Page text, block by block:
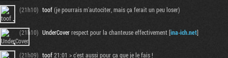
(21h10) toof(je pourrais m'autociter, mais ça ferait un peu loser)
(21h10) UnderCoverrespect pour la chanteuse effectivement [ina-ich.net]
(21h09) toof21:01 > c'est aussi pour ça que je le fais !